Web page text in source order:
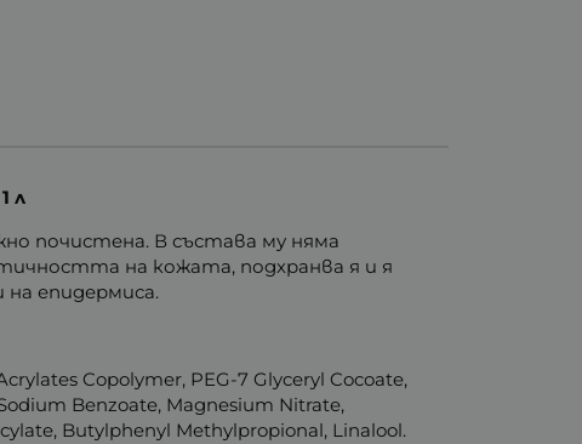
л
почистена. В състава му няма
на кожата, подхранва я и я
епидермиса.
Copolymer, PEG-7 Glyceryl Cocoate,
Benzoate, Magnesium Nitrate,
Butylphenyl Methylpropional, Linalool.